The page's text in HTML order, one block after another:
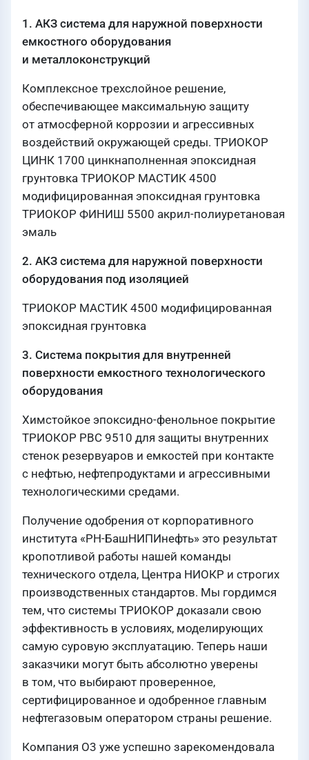
1. АКЗ система для наружной поверхности
емкостного оборудования
и металлоконструкций
Комплексное трехслойное решение,
обеспечивающее максимальную защиту
от атмосферной коррозии и агрессивных
воздействий окружающей среды. ТРИОКОР
ЦИНК 1700 цинкнаполненная эпоксидная
грунтовка ТРИОКОР МАСТИК 4500
модифицированная эпоксидная грунтовка
ТРИОКОР ФИНИШ 5500 акрил-полиуретановая
эмаль
2. АКЗ система для наружной поверхности
оборудования под изоляцией
ТРИОКОР МАСТИК 4500 модифицированная
эпоксидная грунтовка
3. Система покрытия для внутренней
поверхности емкостного технологического
оборудования
Химстойкое эпоксидно-фенольное покрытие
ТРИОКОР РВС 9510 для защиты внутренних
стенок резервуаров и емкостей при контакте
с нефтью, нефтепродуктами и агрессивными
технологическими средами.
Получение одобрения от корпоративного
института «РН-БашНИПИнефть» это результат
кропотливой работы нашей команды
технического отдела, Центра НИОКР и строгих
производственных стандартов. Мы гордимся
тем, что системы ТРИОКОР доказали свою
эффективность в условиях, моделирующих
самую суровую эксплуатацию. Теперь наши
заказчики могут быть абсолютно уверены
в том, что выбирают проверенное,
сертифицированное и одобренное главным
нефтегазовым оператором страны решение.
Компания О3 уже успешно зарекомендовала